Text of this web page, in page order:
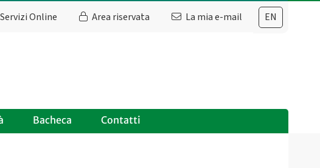
EN
Servizi Online Area riservata La mia e-mail
Bacheca Contatti